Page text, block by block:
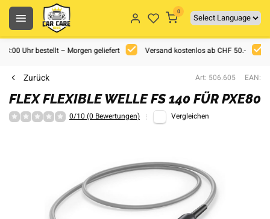
0
Uhr bestellt – Morgen geliefert Versand kostenlos ab CHF 50.-
Zurück Art: 506.605 EAN:
FLEX FLEXIBLE WELLE FS 140 FÜR PXE80
0/10 (0 Bewertungen) Vergleichen